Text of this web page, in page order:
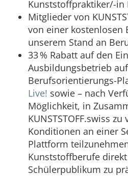
Kunststoffpraktiker/-in
Mitglieder von
von einer kostenlosen
unserem Stand an
33 % Rabatt auf den
Ausbildungsbetrieb
Berufsorientierungs-
Live! sowie – nach
Möglichkeit, in
KUNSTSTOFF.swiss
Konditionen an einer
Plattform
Kunststoffberufe
Schülerpublikum zu